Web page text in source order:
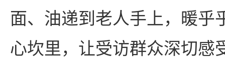
面、油递到老人手上，暖乎
心坎里，让受访群众深切感